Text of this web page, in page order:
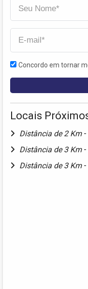
Concordo em tornar
Locais
Distância de 2 Km -
Distância de 3 Km -
Distância de 3 Km -